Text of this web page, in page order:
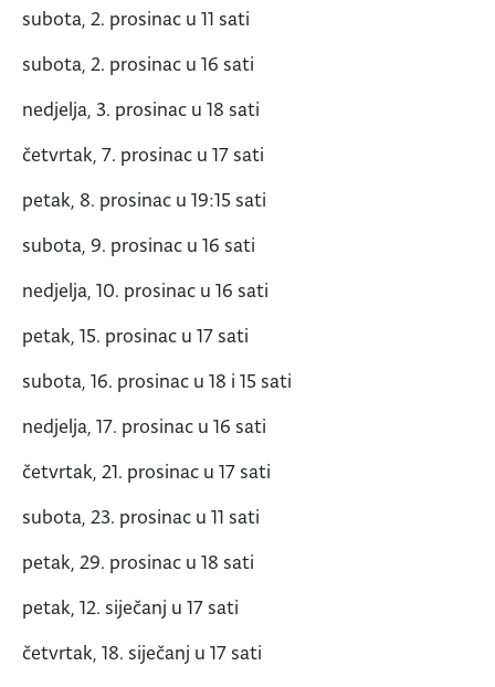
subota, 2. prosinac u 11 sati
subota, 2. prosinac u 16 sati
nedjelja, 3. prosinac u 18 sati
četvrtak, 7. prosinac u 17 sati
petak, 8. prosinac u 19:15 sati
subota, 9. prosinac u 16 sati
nedjelja, 10. prosinac u 16 sati
petak, 15. prosinac u 17 sati
subota, 16. prosinac u 18 i 15 sati
nedjelja, 17. prosinac u 16 sati
četvrtak, 21. prosinac u 17 sati
subota, 23. prosinac u 11 sati
petak, 29. prosinac u 18 sati
petak, 12. siječanj u 17 sati
četvrtak, 18. siječanj u 17 sati